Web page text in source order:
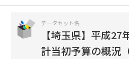
データセット名
【埼玉県】平成
計当初予算の概況